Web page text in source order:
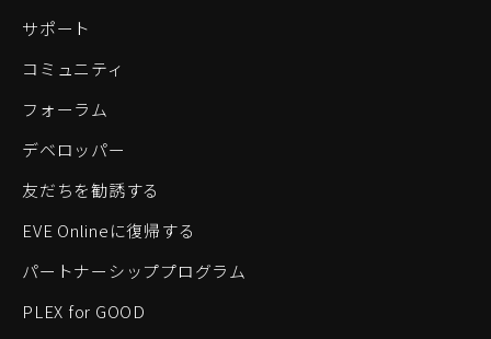
サポート
コミュニティ
フォーラム
デベロッパー
友だちを勧誘する
EVE Onlineに復帰する
パートナーシッププログラム
PLEX for GOOD